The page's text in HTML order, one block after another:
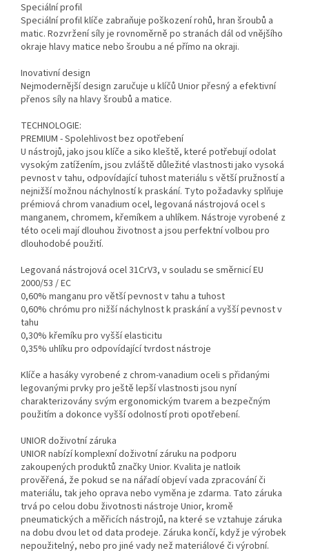
Speciální profil
Speciální profil klíče zabraňuje poškození rohů, hran šroubů a
matic. Rozvržení síly je rovnoměrně po stranách dál od vnějšího
okraje hlavy matice nebo šroubu a né přímo na okraji.
Inovativní design
Nejmodernější design zaručuje u klíčů Unior přesný a efektivní
přenos síly na hlavy šroubů a matice.
TECHNOLOGIE:
PREMIUM - Spolehlivost bez opotřebení
U nástrojů, jako jsou klíče a siko kleště, které potřebují odolat
vysokým zatížením, jsou zvláště důležité vlastnosti jako vysoká
pevnost v tahu, odpovídající tuhost materiálu s větší pružností a
nejnižší možnou náchylností k praskání. Tyto požadavky splňuje
prémiová chrom vanadium ocel, legovaná nástrojová ocel s
manganem, chromem, křemíkem a uhlíkem. Nástroje vyrobené z
této oceli mají dlouhou životnost a jsou perfektní volbou pro
dlouhodobé použití.
Legovaná nástrojová ocel 31CrV3, v souladu se směrnicí EU
2000/53 / EC
0,60% manganu pro větší pevnost v tahu a tuhost
0,60% chrómu pro nižší náchylnost k praskání a vyšší pevnost v
tahu
0,30% křemíku pro vyšší elasticitu
0,35% uhlíku pro odpovídající tvrdost nástroje
Klíče a hasáky vyrobené z chrom-vanadium oceli s přidanými
legovanými prvky pro ještě lepší vlastnosti jsou nyní
charakterizovány svým ergonomickým tvarem a bezpečným
použitím a dokonce vyšší odolností proti opotřebení.
UNIOR doživotní záruka
UNIOR nabízí komplexní doživotní záruku na podporu
zakoupených produktů značky Unior. Kvalita je natloik
prověřená, že pokud se na nářadí objeví vada zpracování či
materiálu, tak jeho oprava nebo vyměna je zdarma. Tato záruka
trvá po celou dobu životnosti nástroje Unior, kromě
pneumatických a měřicích nástrojů, na které se vztahuje záruka
na dobu dvou let od data prodeje. Záruka končí, když je výrobek
nepoužitelný, nebo pro jiné vady než materiálové či výrobní.